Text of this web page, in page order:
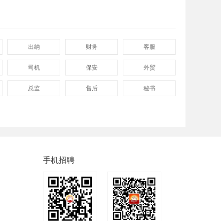
出纳 财务 客服
司机 保安 外贸
总监 售后 秘书
手机招聘